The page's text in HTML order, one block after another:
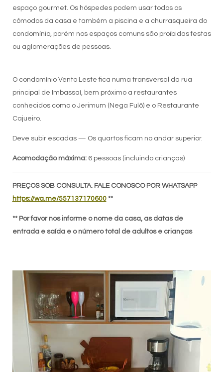
espaço gourmet. Os hóspedes podem usar todos os
cômodos da casa e também a piscina e a churrasqueira do
condomínio, porém nos espaços comuns são proibidas festas
ou aglomerações de pessoas.
O condomínio Vento Leste fica numa transversal da rua
principal de Imbassaí, bem próximo a restaurantes
conhecidos como o Jerimum (Nega Fulô) e o Restaurante
Cajueiro.
Deve subir escadas — Os quartos ficam no andar superior.
Acomodação máxima:6 pessoas (incluindo crianças)
PREÇOS SOB CONSULTA. FALE CONOSCO POR WHATSAPP
https://wa.me/557137170600**
** Por favor nos informe o nome da casa, as datas de
entrada e saída e o número total de adultos e crianças